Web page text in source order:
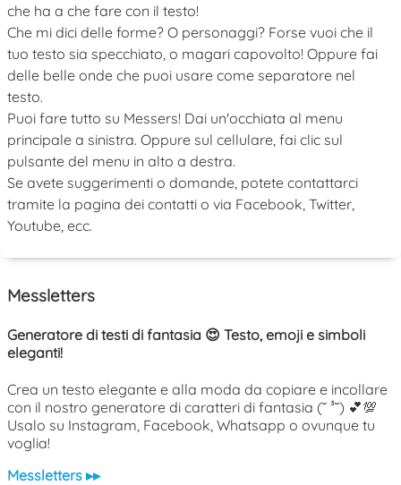
che ha a che fare con il testo!
Che mi dici delle forme? O personaggi? Forse vuoi che il
tuo testo sia specchiato, o magari capovolto! Oppure fai
delle belle onde che puoi usare come separatore nel
testo.
Puoi fare tutto su Messers! Dai un'occhiata al menu
principale a sinistra. Oppure sul cellulare, fai clic sul
pulsante del menu in alto a destra.
Se avete suggerimenti o domande, potete contattarci
tramite la pagina dei contatti o via Facebook, Twitter,
Youtube, ecc.
Messletters
Generatore di testi di fantasia 😍 Testo, emoji e simboli
eleganti!
Crea un testo elegante e alla moda da copiare e incollare
con il nostro generatore di caratteri di fantasia (˘ ³˘) 💕💯
Usalo su Instagram, Facebook, Whatsapp o ovunque tu
voglia!
Messletters ▸▸